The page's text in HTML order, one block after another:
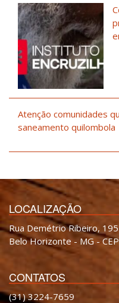
Atenção comunidades
saneamento quilombola
LOCALIZAÇÃO
Rua Demétrio Ribeiro,
Belo Horizonte - MG -
CONTATOS
(31) 3224-7659